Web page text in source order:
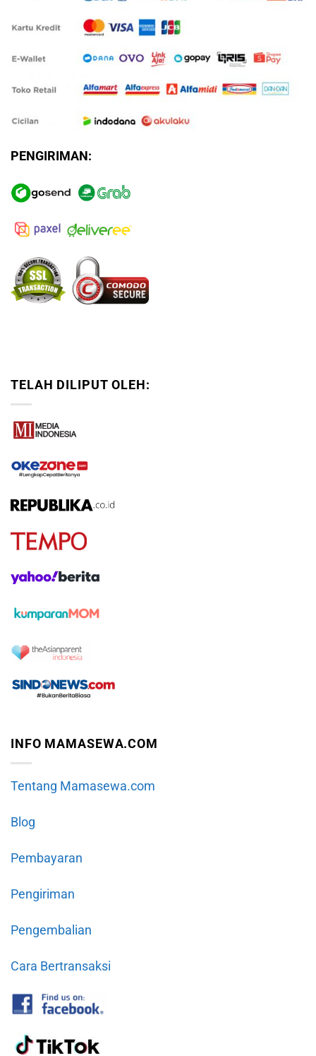
PENGIRIMAN:
TELAH DILIPUT OLEH:
INFO MAMASEWA.COM
Tentang Mamasewa.com
Blog
Pembayaran
Pengiriman
Pengembalian
Cara Bertransaksi